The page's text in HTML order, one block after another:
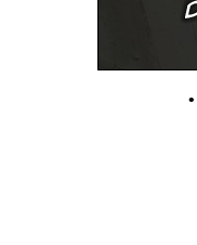
•